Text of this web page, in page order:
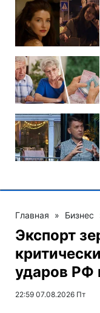
Главная » Бизнес
Экспорт
ударов РФ
22:59 07.08.2026 Пт